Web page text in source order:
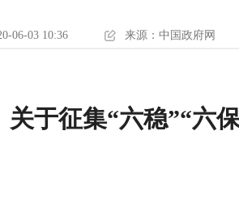
06-03 10:36 来源：中国政府网
关于征集“六稳”“六